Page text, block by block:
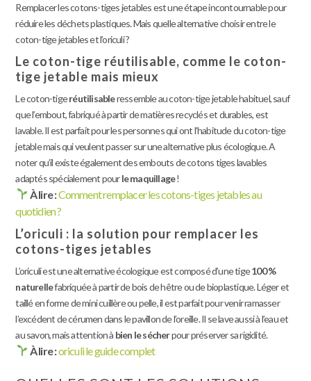
Remplacer les cotons-tiges jetables est une étape incontournable pour
réduire les déchets plastiques. Mais quelle alternative choisir entre le
coton-tige jetables et l’oriculi ?
Le coton-tige réutilisable, comme le coton-
tige jetable mais mieux
Le coton-tigeréutilisableressemble au coton-tige jetable habituel, sauf
que l’embout, fabriqué à partir de matières recyclés et durables, est
lavable. Il est parfait pour les personnes qui ont l’habitude du coton-tige
jetable mais qui veulent passer sur une alternative plus écologique. A
noter qu’il existe également des embouts de cotons tiges lavables
adaptés spécialement pourle maquillage!
À lire :Comment remplacer les cotons-tiges jetables au
quotidien ?
L’oriculi : la solution pour remplacer les
cotons-tiges jetables
L’oriculi est une alternative écologique est composé d’une tige100 %
naturellefabriquée à partir de bois de hêtre ou de bioplastique. Léger et
taillé en forme de mini cuillère ou pelle, il est parfait pour venir ramasser
l’excédent de cérumen dans le pavillon de l’oreille. Il se lave aussi à l’eau et
au savon, mais attention à bien le sécherpour préserver sa rigidité.
À lire :oriculi le guide complet